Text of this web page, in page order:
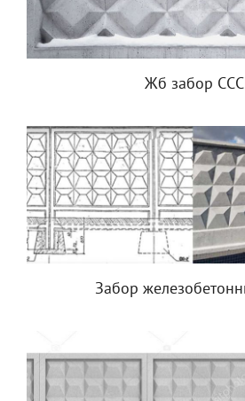
Жб забор
Забор